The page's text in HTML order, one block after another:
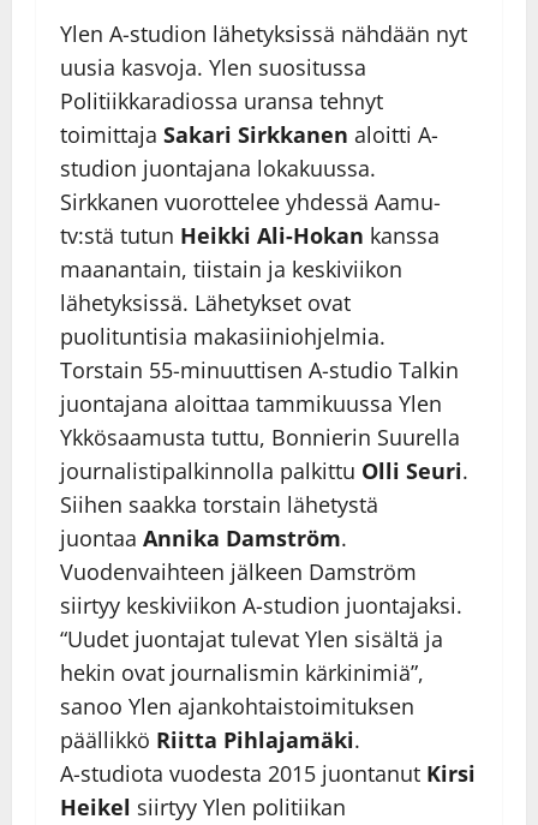
Ylen A-studion lähetyksissä nähdään nyt
uusia kasvoja. Ylen suositussa
Politiikkaradiossa uransa tehnyt
toimittaja Sakari Sirkkanen aloitti A-
studion juontajana lokakuussa.
Sirkkanen vuorottelee yhdessä Aamu-
tv:stä tutun Heikki Ali-Hokan kanssa
maanantain, tiistain ja keskiviikon
lähetyksissä. Lähetykset ovat
puolituntisia makasiiniohjelmia.
Torstain 55-minuuttisen A-studio Talkin
juontajana aloittaa tammikuussa Ylen
Ykkösaamusta tuttu, Bonnierin Suurella
journalistipalkinnolla palkittu Olli Seuri.
Siihen saakka torstain lähetystä
juontaa Annika Damström.
Vuodenvaihteen jälkeen Damström
siirtyy keskiviikon A-studion juontajaksi.
“Uudet juontajat tulevat Ylen sisältä ja
hekin ovat journalismin kärkinimiä”,
sanoo Ylen ajankohtaistoimituksen
päällikkö Riitta Pihlajamäki.
A-studiota vuodesta 2015 juontanut Kirsi
Heikel siirtyy Ylen politiikan